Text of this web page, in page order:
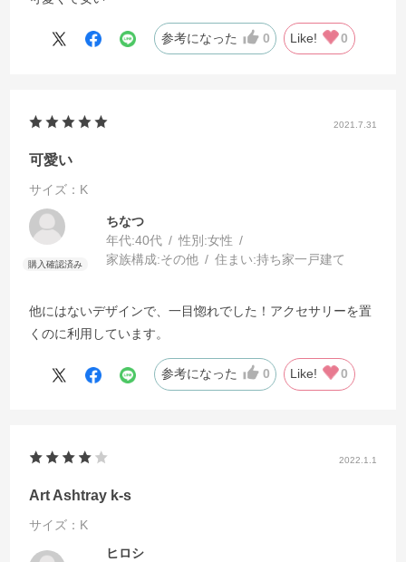
参考になった 0 Like! 0
2021.7.31
可愛い
サイズ：K
ちなつ
年代:40代 性別:女性
家族構成:その他 住まい:持ち家一戸建て
他にはないデザインで、一目惚れでした！アクセサリーを置
くのに利用しています。
参考になった 0 Like! 0
2022.1.1
Art Ashtray k-s
サイズ：K
ヒロシ